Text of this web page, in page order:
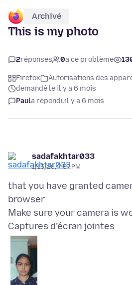
Archivé
This is my photo
2réponses 0a ce problème
Firefox
Autorisations des
demandé le il y a 6 mois
Paula réponduil y a 6 mois
sadafakhtar033
1/15/26, 7:57 PM
that you have granted
browser
Captures d’écran jointes